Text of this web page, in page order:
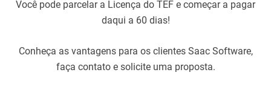
Você pode parcelar a Licença do TEF e começar a pagar
daqui a 60 dias!
Conheça as vantagens para os clientes Saac Software,
faça contato e solicite uma proposta.